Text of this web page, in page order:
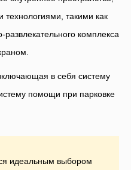
такими как
комплекса
в себя систему
помощи при парковке
идеальным выбором